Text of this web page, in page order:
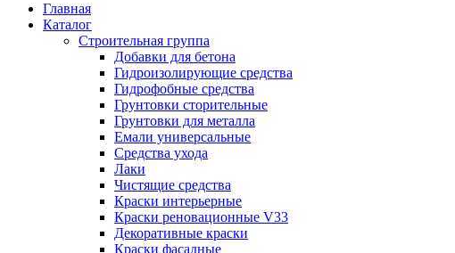
Главная
Каталог
Строительная группа
Добавки для бетона
Гидроизолирующие средства
Гидрофобные средства
Грунтовки сторительные
Грунтовки для металла
Емали универсальные
Средства ухода
Лаки
Чистящие средства
Краски интерьерные
Краски реновационные V33
Декоративные краски
Краски фасадные